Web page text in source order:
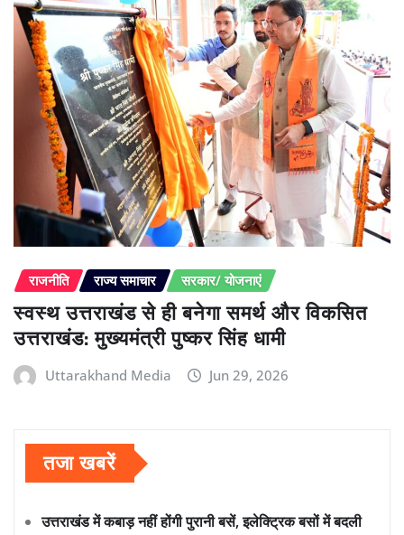
राजनीति राज्य समाचार सरकार/ योजनाएं
स्वस्थ उत्तराखंड से ही बनेगा समर्थ और विकसित
उत्तराखंड: मुख्यमंत्री पुष्कर सिंह धामी
Uttarakhand Media Jun 29, 2026
तजा खबरें
उत्तराखंड में कबाड़ नहीं होंगी पुरानी बसें, इलेक्ट्रिक बसों में बदली